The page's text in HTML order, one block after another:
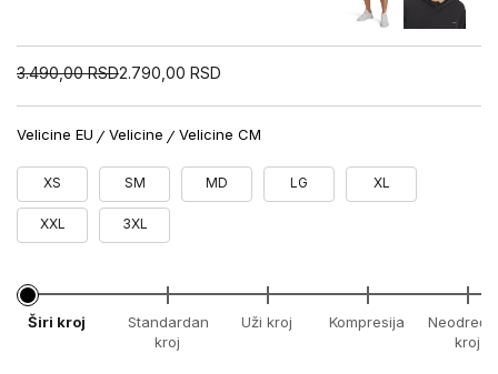
3.490,00 RSD2.790,00 RSD
Velicine EU Velicine Velicine CM
XS SM MD LG XL
XXL 3XL
Širi kroj
Standardan
kroj
Uži kroj Kompresija
kroj